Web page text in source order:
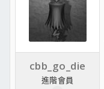
cbb_go_die
進階會員